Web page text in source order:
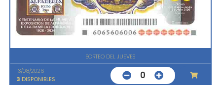
SORTEO DEL JUEVES
13/08/2026
3 DISPONIBLES 0